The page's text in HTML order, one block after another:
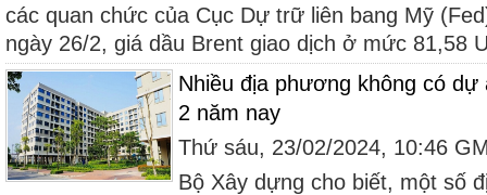
các quan chức của Cục Dự trữ liên bang Mỹ
ngày 26/2, giá dầu Brent giao dịch ở mức 81,58
Nhiều địa phương không có
2 năm nay
Thứ sáu, 23/02/2024, 10:46
Bộ Xây dựng cho biết, một số